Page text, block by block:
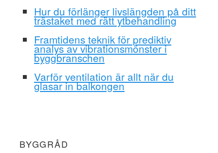
Hur du förlänger livslängden på ditt
trästaket med rätt ytbehandling
Framtidens teknik för prediktiv
analys av vibrationsmönster i
byggbranschen
Varför ventilation är allt när du
glasar in balkongen
BYGGRÅD